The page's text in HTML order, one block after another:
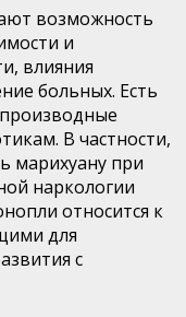
возможность
и
влияния
больных. Есть
В частности,
марихуану при
наркологии
относится к
для
с